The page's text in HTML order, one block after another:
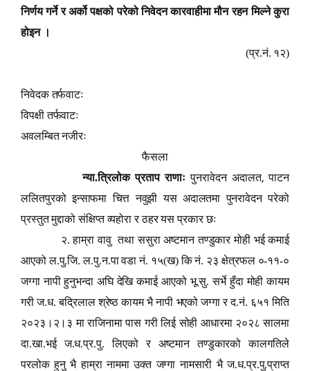
निर्णय गर्ने र अर्को पक्षको परेको निवेदन कारवाहीमा मौन रहन मिल्ने कुरा
होइन ।
(प्र.नं. १२)
निवेदक तर्फवाटः
विपक्षी तर्फवाटः
अवलम्बित नजीरः
फैसला
न्या.त्रिलोक प्रताप राणाःपुनरावेदन अदालत,पाटन
ललितपुरको इन्साफमा चित्त नवुझी यस अदालतमा पुनरावेदन परेको
प्रस्तुत मुद्दाको संक्षिप्त व्यहोरा र ठहर यस प्रकार छः
२. हाम्रा वावु तथा ससुरा अष्टमान तण्डुकार मोही भई कमाई
आएको ल.पु.जि. ल.पु.न.पा वडा नं. १५(ख) कि नं. २३ क्षेत्रफल ०-११-०
जग्गा नापी हुनुभन्दा अघि देखि कमाई आएको भू.सु. सर्भे हुँदा मोही कायम
गरी ज.ध. बद्रिलाल श्रेष्ठ कायम भै नापी भएको जग्गा र द.नं. ६५१ मिति
२०२३।२।३ मा राजिनामा पास गरी लिई सोही आधारमा २०२८ सालमा
दा.खा.भई ज.ध.प्र.पु. लिएको र अष्टमान तण्डुकारको कालगतिले
परलोक हुनु भै हाम्रा नाममा उक्त जग्गा नामसारी भै ज.ध.प्र.पु.प्राप्त